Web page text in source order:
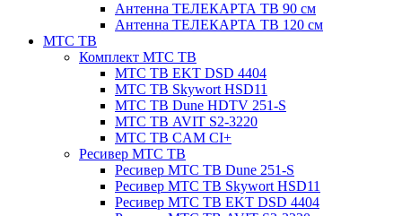
Антенна ТЕЛЕКАРТА ТВ 90 см
Антенна ТЕЛЕКАРТА ТВ 120 см
МТС ТВ
Комплект МТС ТВ
МТС ТВ EKT DSD 4404
МТС ТВ Skywort HSD11
МТС ТВ Dune HDTV 251-S
МТС ТВ AVIT S2-3220
МТС ТВ CAM CI+
Ресивер МТС ТВ
Ресивер МТС ТВ Dune 251-S
Ресивер МТС ТВ Skywort HSD11
Ресивер МТС ТВ EKT DSD 4404